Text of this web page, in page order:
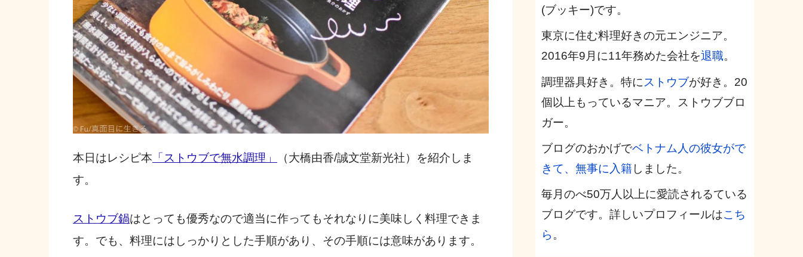
本日はレシピ本 「ストウブで無水調理」
（大橋由香/誠文堂新光社）を紹介しま
す。
ストウブ鍋はとっても優秀なので適当に作ってもそれなりに美味しく料理できま
す。でも、料理にはしっかりとした手順があり、その手順には意味があります。
(ブッキー)です。
東京に住む料理好きの元エンジニア。
2016年9月に11年務めた会社を退職。
調理器具好き。特に ストウブが好き。20
個以上もっているマニア。ストウブブロ
ガー。
ブログのおかげでベトナム人の彼女がで
きて、無事に入籍 しました。
毎月のべ50万人以上に愛読されるている
ブログです。詳しいプロフィールはこち
ら 。